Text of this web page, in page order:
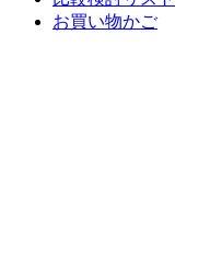
お買い物かご